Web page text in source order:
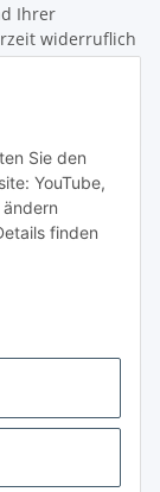
Sie den
YouTube,
finden
Ihrer
widerruflich
E-Mail zu.